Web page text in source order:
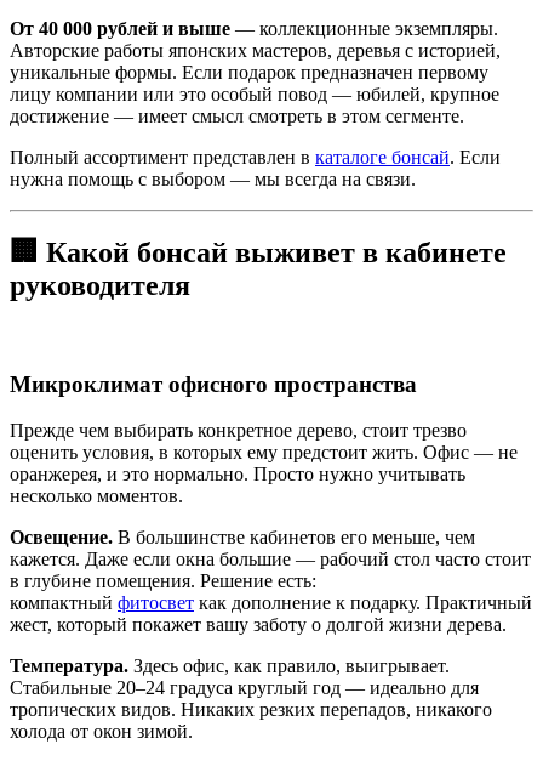
От 40 000 рублей и выше — коллекционные экземпляры.
Авторские работы японских мастеров, деревья с историей,
уникальные формы. Если подарок предназначен первому
лицу компании или это особый повод — юбилей, крупное
достижение — имеет смысл смотреть в этом сегменте.
Полный ассортимент представлен в каталоге бонсай. Если
нужна помощь с выбором — мы всегда на связи.
🏢 Какой бонсай выживет в кабинете
руководителя
Микроклимат офисного пространства
Прежде чем выбирать конкретное дерево, стоит трезво
оценить условия, в которых ему предстоит жить. Офис — не
оранжерея, и это нормально. Просто нужно учитывать
несколько моментов.
Освещение. В большинстве кабинетов его меньше, чем
кажется. Даже если окна большие — рабочий стол часто стоит
в глубине помещения. Решение есть:
компактный фитосвет как дополнение к подарку. Практичный
жест, который покажет вашу заботу о долгой жизни дерева.
Температура. Здесь офис, как правило, выигрывает.
Стабильные 20–24 градуса круглый год — идеально для
тропических видов. Никаких резких перепадов, никакого
холода от окон зимой.